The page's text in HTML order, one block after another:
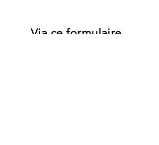
Via ce formulaire